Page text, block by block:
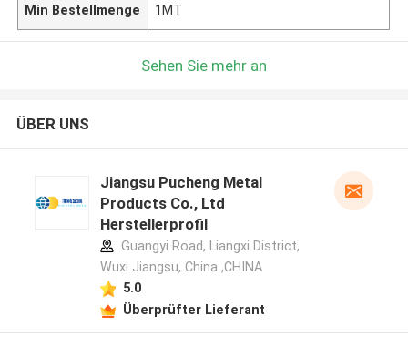
Min Bestellmenge 1MT
Sehen Sie mehr an
ÜBER UNS
Jiangsu Pucheng Metal
Products Co., Ltd
Herstellerprofil
Guangyi Road, Liangxi District,
Wuxi Jiangsu, China ,CHINA
5.0
Überprüfter Lieferant